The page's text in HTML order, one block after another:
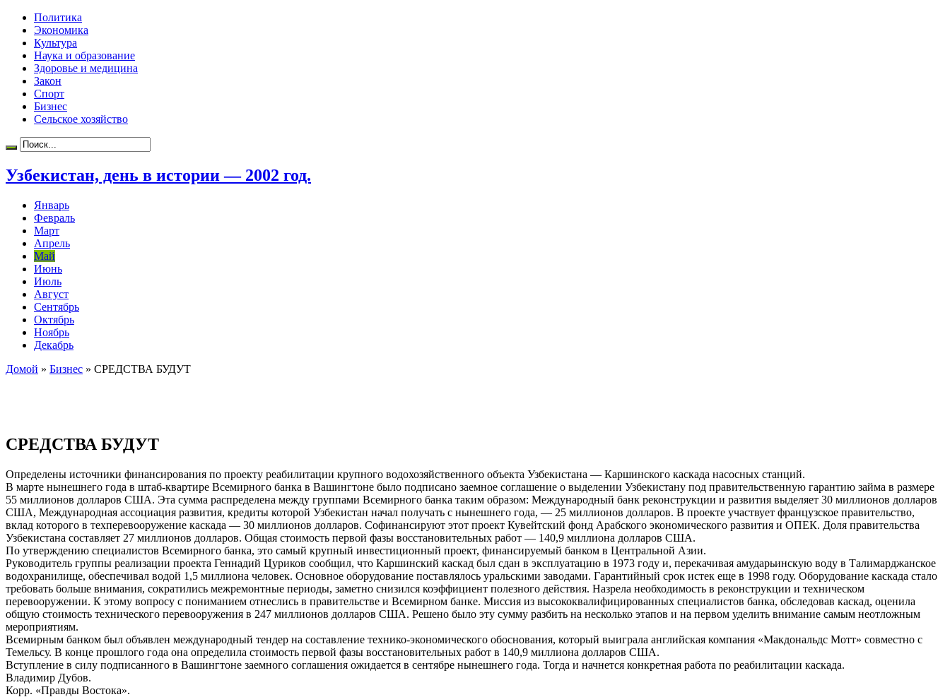
Политика
Экономика
Культура
Наука и образование
Здоровье и медицина
Закон
Спорт
Бизнес
Сельское хозяйство
Узбекистан, день в истории — 2002 год.
Январь
Февраль
Март
Апрель
Май
Июнь
Июль
Август
Сентябрь
Октябрь
Ноябрь
Декабрь
Домой » Бизнес » СРЕДСТВА БУДУТ
СРЕДСТВА БУДУТ
Определены источники финансирования по проекту реабилитации крупного водохозяйственного объекта Узбекистана — Каршинского каскада насосных станций.
В марте нынешнего года в штаб-квартире Всемирного банка в Вашингтоне было подписано заемное соглашение о выделении Узбекистану под правительственную гарантию займа в размере
55 миллионов долларов США. Эта сумма распределена между группами Всемирного банка таким образом: Международный банк реконструкции и развития выделяет 30 миллионов долларов
США, Международная ассоциация развития, кредиты которой Узбекистан начал получать с нынешнего года, — 25 миллионов долларов. В проекте участвует французское правительство,
вклад которого в техперевооружение каскада — 30 миллионов долларов. Софинансируют этот проект Кувейтский фонд Арабского экономического развития и ОПЕК. Доля правительства
Узбекистана составляет 27 миллионов долларов. Общая стоимость первой фазы восстановительных работ — 140,9 миллиона долларов США.
По утверждению специалистов Всемирного банка, это самый крупный инвестиционный проект, финансируемый банком в Центральной Азии.
Руководитель группы реализации проекта Геннадий Цуриков сообщил, что Каршинский каскад был сдан в эксплуатацию в 1973 году и, перекачивая амударьинскую воду в Талимарджанское
водохранилище, обеспечивал водой 1,5 миллиона человек. Основное оборудование поставлялось уральскими заводами. Гарантийный срок истек еще в 1998 году. Оборудование каскада стало
требовать больше внимания, сократились межремонтные периоды, заметно снизился коэффициент полезного действия. Назрела необходимость в реконструкции и техническом
перевооружении. К этому вопросу с пониманием отнеслись в правительстве и Всемирном банке. Миссия из высококвалифицированных специалистов банка, обследовав каскад, оценила
общую стоимость технического перевооружения в 247 миллионов долларов США. Решено было эту сумму разбить на несколько этапов и на первом уделить внимание самым неотложным
мероприятиям.
Всемирным банком был объявлен международный тендер на составление технико-экономического обоснования, который выиграла английская компания «Макдональдс Мотт» совместно с
Темельсу. В конце прошлого года она определила стоимость первой фазы восстановительных работ в 140,9 миллиона долларов США.
Вступление в силу подписанного в Вашингтоне заемного соглашения ожидается в сентябре нынешнего года. Тогда и начнется конкретная работа по реабилитации каскада.
Владимир Дубов.
Корр. «Правды Востока».